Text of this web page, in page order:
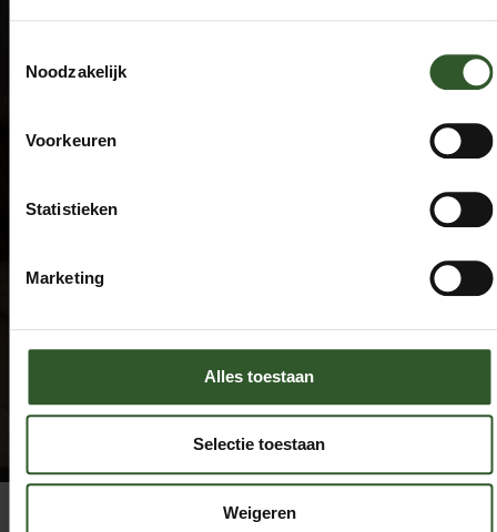
Noodzakelijk
Voorkeuren
Statistieken
Marketing
Alles toestaan
Selectie toestaan
Weigeren
Privacyverklaring
Veel gestelde vragen
KVK: 51060876
Stay connected